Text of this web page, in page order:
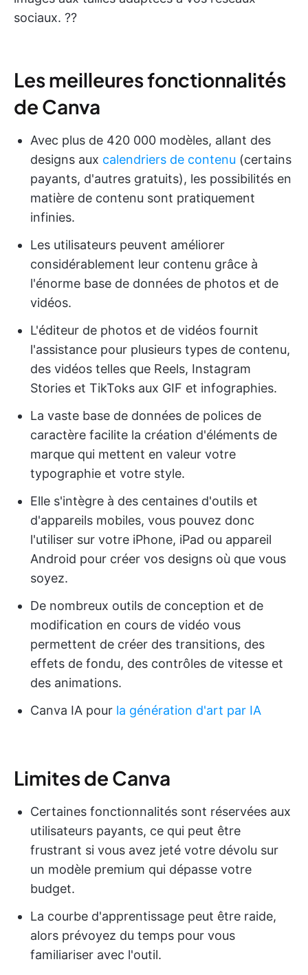
sociaux. ?‍?
Les meilleures fonctionnalités
de Canva
Avec plus de 420 000 modèles, allant des
designs aux calendriers de contenu (certains
payants, d'autres gratuits), les possibilités en
matière de contenu sont pratiquement
infinies.
Les utilisateurs peuvent améliorer
considérablement leur contenu grâce à
l'énorme base de données de photos et de
vidéos.
L'éditeur de photos et de vidéos fournit
l'assistance pour plusieurs types de contenu,
des vidéos telles que Reels, Instagram
Stories et TikToks aux GIF et infographies.
La vaste base de données de polices de
caractère facilite la création d'éléments de
marque qui mettent en valeur votre
typographie et votre style.
Elle s'intègre à des centaines d'outils et
d'appareils mobiles, vous pouvez donc
l'utiliser sur votre iPhone, iPad ou appareil
Android pour créer vos designs où que vous
soyez.
De nombreux outils de conception et de
modification en cours de vidéo vous
permettent de créer des transitions, des
effets de fondu, des contrôles de vitesse et
des animations.
Canva IA pour la génération d'art par IA
Limites de Canva
Certaines fonctionnalités sont réservées aux
utilisateurs payants, ce qui peut être
frustrant si vous avez jeté votre dévolu sur
un modèle premium qui dépasse votre
budget.
La courbe d'apprentissage peut être raide,
alors prévoyez du temps pour vous
familiariser avec l'outil.